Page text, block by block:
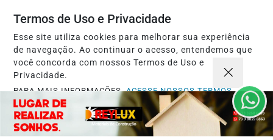
Termos de Uso e Privacidade
Esse site utiliza cookies para melhorar sua experiência
de navegação. Ao continuar o acesso, entendemos que
você concorda com nossos Termos de Uso e
Privacidade.
PARA MAIS INFORMAÇÕES,ACESSE NOSSOS TERMOS
CLICANDO AQUI
PROSSEGUIR